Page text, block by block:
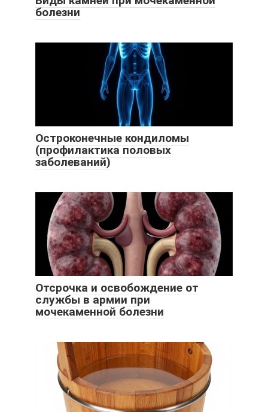
болезни
Остроконечные кондиломы
(профилактика половых
заболеваний)
Отсрочка и освобождение от
службы в армии при
мочекаменной болезни